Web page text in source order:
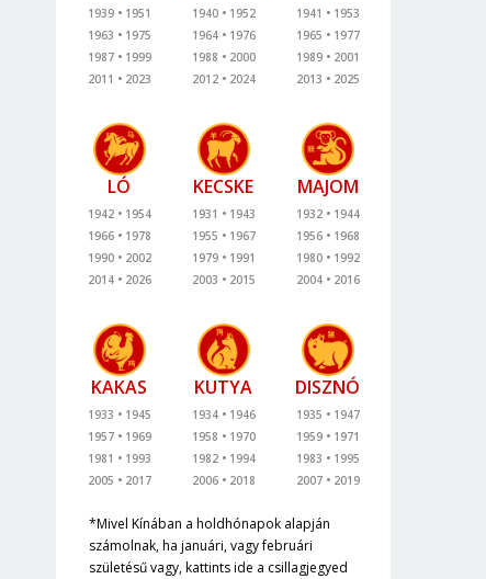
1939
1951
1963
1975
1987
1999
2011
2023
1940
1952
1964
1976
1988
2000
2012
2024
1941
1953
1965
1977
1989
2001
2013
2025
LÓ
1942
1954
1966
1978
1990
2002
2014
2026
KECSKE
1931
1943
1955
1967
1979
1991
2003
2015
MAJOM
1932
1944
1956
1968
1980
1992
2004
2016
KAKAS
1933
1945
1957
1969
1981
1993
2005
2017
KUTYA
1934
1946
1958
1970
1982
1994
2006
2018
DISZNÓ
1935
1947
1959
1971
1983
1995
2007
2019
*Mivel Kínában a holdhónapok alapján
számolnak, ha januári, vagy februári
születésű vagy, kattints ide a csillagjegyed